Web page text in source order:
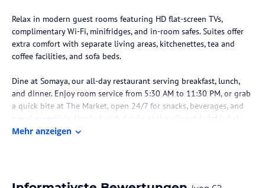
Relax in modern guest rooms featuring HD flat-screen TVs,
complimentary Wi-Fi, minifridges, and in-room safes. Suites offer
extra comfort with separate living areas, kitchenettes, tea and
coffee facilities, and sofa beds.
Dine at Somaya, our all-day restaurant serving breakfast, lunch,
and dinner. Enjoy room service from 5:30 AM to 11:30 PM, or grab
a quick bite at The Market, open 24/7 for snacks, beverages, and
travel essentials. Unwind with drinks at the vibrant Jadaf Lokal.
Naranj Cafe is a refined Levantine dining destination celebrating
selection of premium alcoholic and non-alcoholic beverages with
Mehr anzeigen